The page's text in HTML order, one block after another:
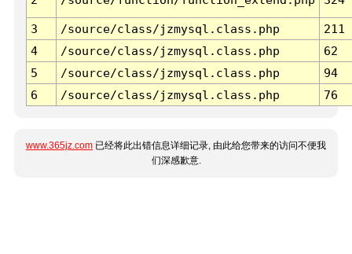
3 /source/class/jzmysql.class.php
211
4
/source/class/jzmysql.class.php
62
5
/source/class/jzmysql.class.php
94
6
/source/class/jzmysql.class.php 76
www.365jz.com 已经将此出错信息详细记录, 由此给您带来的访问不便我
们深感歉意.